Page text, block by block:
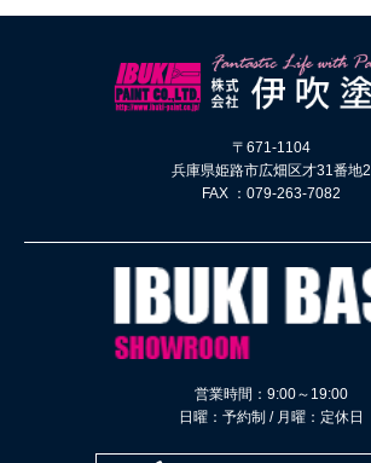
〒671-1104
兵庫県姫路市広畑区才31番地2
FAX ：079-263-7082
営業時間：9:00～19:00
日曜：予約制 / 月曜：定休日